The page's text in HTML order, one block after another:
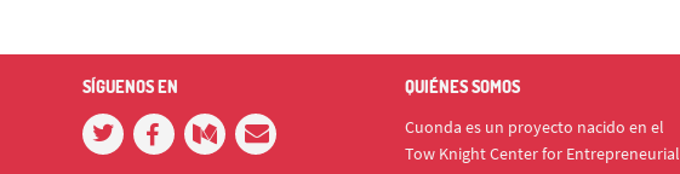
SÍGUENOS EN QUIÉNES SOMOS
Cuonda es un proyecto nacido en el
Tow Knight Center for Entrepreneurial